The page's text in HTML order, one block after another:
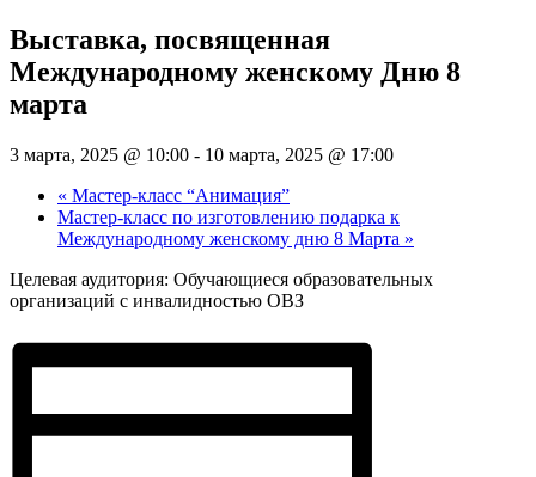
Выставка, посвященная
Международному женскому Дню 8
марта
3 марта, 2025 @ 10:00 - 10 марта, 2025 @ 17:00
« Мастер-класс “Анимация”
Мастер-класс по изготовлению подарка к
Международному женскому дню 8 Марта »
Целевая аудитория: Обучающиеся образовательных
организаций с инвалидностью ОВЗ